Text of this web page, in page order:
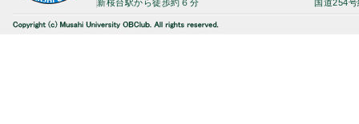
新桜台駅から徒歩約６分
国道254